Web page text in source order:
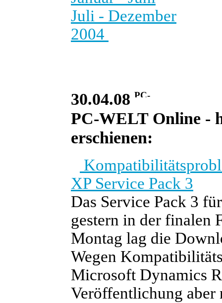
Juli - Dezember
2004
30.04.08
PC-WELT Online -
erschienen:
XP Service Pack 3
Das Service Pack 3
gestern in der finalen
Montag lag die
Wegen
Microsoft Dynamics
Veröffentlichung aber